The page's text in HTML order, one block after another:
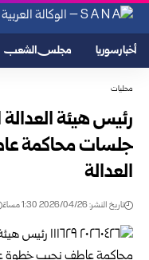
أخبار سوريا مجلس الشعب
محليات
رئيس هيئة العدالة
جلسات محاكمة
العدالة
تاريخ النشر: 2026/04/26 1:30 مساءً